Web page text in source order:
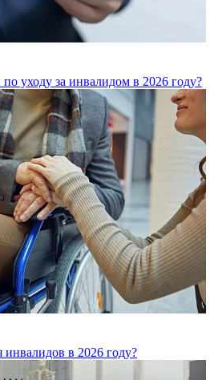
уходу за инвалидом в 2026 году?
в 2026 году?